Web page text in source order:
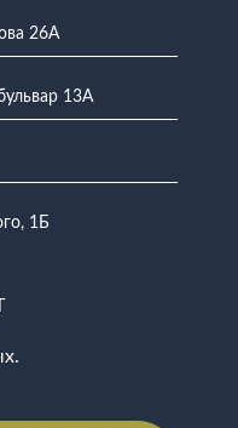
26А
13А
1Б